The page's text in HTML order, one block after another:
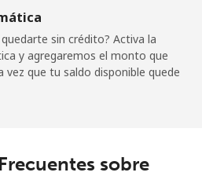
665 min por
-
sin crédito? Activa la
y agregaremos el monto que
vez que tu saldo disponible quede
sobre